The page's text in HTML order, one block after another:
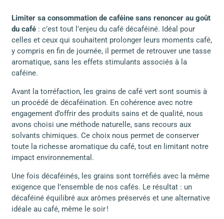
Limiter sa consommation de caféine sans renoncer au goût
du café : c’est tout l’enjeu du café décaféiné. Idéal pour
celles et ceux qui souhaitent prolonger leurs moments café,
y compris en fin de journée, il permet de retrouver une tasse
aromatique, sans les effets stimulants associés à la
caféine.
Avant la torréfaction, les grains de café vert sont soumis à
un procédé de décaféination. En cohérence avec notre
engagement d’offrir des produits sains et de qualité, nous
avons choisi une méthode naturelle, sans recours aux
solvants chimiques. Ce choix nous permet de conserver
toute la richesse aromatique du café, tout en limitant notre
impact environnemental.
Une fois décaféinés, les grains sont torréfiés avec la même
exigence que l’ensemble de nos cafés. Le résultat : un
décaféiné équilibré aux arômes préservés et une alternative
idéale au café, même le soir !